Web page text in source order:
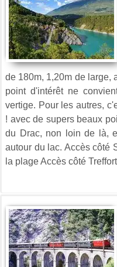
de 180m, 1,20m de large,
point d'intérêt ne
vertige. Pour les autres,
! avec de supers beaux
du Drac, non loin de là,
autour du lac. Accès côté
la plage Accès côté